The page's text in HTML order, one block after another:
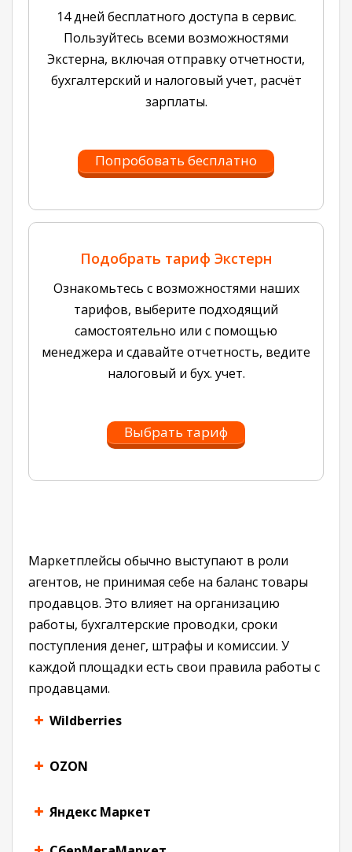
14 дней бесплатного доступа в сервис.
Пользуйтесь всеми возможностями
Экстерна, включая отправку отчетности,
бухгалтерский и налоговый учет, расчёт
зарплаты.
Попробовать бесплатно
Подобрать тариф Экстерн
Ознакомьтесь с возможностями наших
тарифов, выберите подходящий
самостоятельно или с помощью
менеджера и сдавайте отчетность, ведите
налоговый и бух. учет.
Выбрать тариф
Маркетплейсы обычно выступают в роли
агентов, не принимая себе на баланс товары
продавцов. Это влияет на организацию
работы, бухгалтерские проводки, сроки
поступления денег, штрафы и комиссии. У
каждой площадки есть свои правила работы с
продавцами.
Wildberries
OZON
Яндекс Маркет